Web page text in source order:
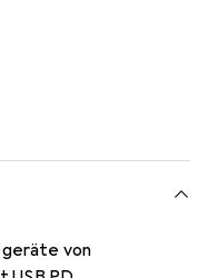
von